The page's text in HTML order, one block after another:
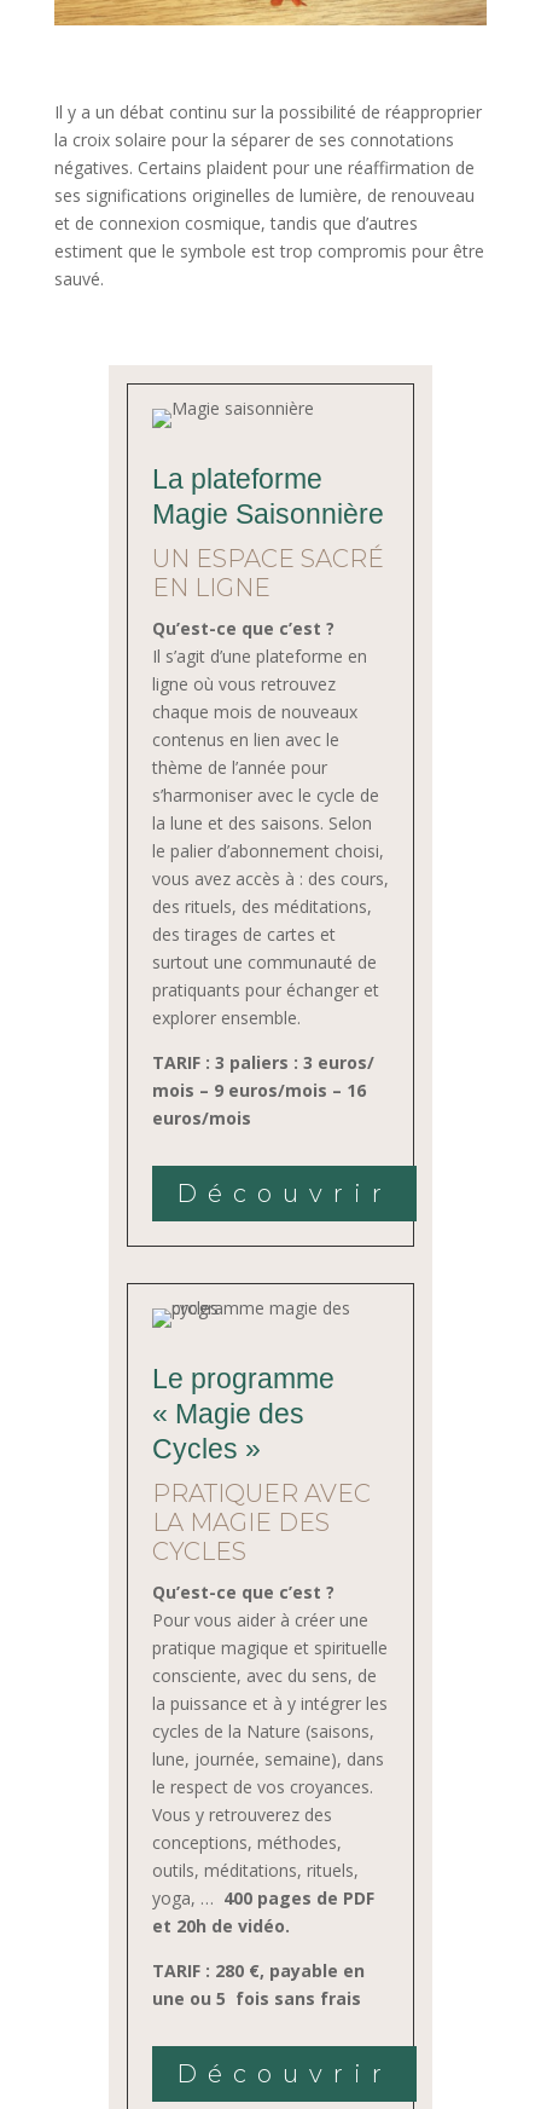
Il y a un débat continu sur la possibilité de réapproprier
la croix solaire pour la séparer de ses connotations
négatives. Certains plaident pour une réaffirmation de
ses significations originelles de lumière, de renouveau
et de connexion cosmique, tandis que d’autres
estiment que le symbole est trop compromis pour être
sauvé.
La plateforme
Magie Saisonnière
UN ESPACE SACRÉ
EN LIGNE
Qu’est-ce que c’est ?
Il s’agit d’une plateforme en
ligne où vous retrouvez
chaque mois de nouveaux
contenus en lien avec le
thème de l’année pour
s’harmoniser avec le cycle de
la lune et des saisons. Selon
le palier d’abonnement choisi,
vous avez accès à : des cours,
des rituels, des méditations,
des tirages de cartes et
surtout une communauté de
pratiquants pour échanger et
explorer ensemble.
TARIF : 3 paliers : 3 euros/
mois – 9 euros/mois – 16
euros/mois
Découvrir
Le programme
« Magie des
Cycles »
PRATIQUER AVEC
LA MAGIE DES
CYCLES
Qu’est-ce que c’est ?
Pour vous aider à créer une
pratique magique et spirituelle
consciente, avec du sens, de
la puissance et à y intégrer les
cycles de la Nature (saisons,
lune, journée, semaine), dans
le respect de vos croyances.
Vous y retrouverez des
conceptions, méthodes,
outils, méditations, rituels,
yoga, … 400 pages de PDF
et 20h de vidéo.
TARIF : 280 €, payable en
une ou 5 fois sans frais
Découvrir